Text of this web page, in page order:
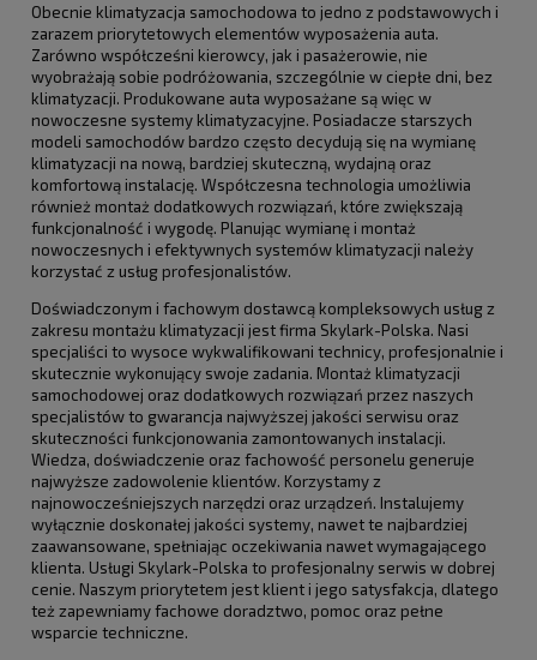
Obecnie klimatyzacja samochodowa to jedno z podstawowych i
zarazem priorytetowych elementów wyposażenia auta.
Zarówno współcześni kierowcy, jak i pasażerowie, nie
wyobrażają sobie podróżowania, szczególnie w ciepłe dni, bez
klimatyzacji. Produkowane auta wyposażane są więc w
nowoczesne systemy klimatyzacyjne. Posiadacze starszych
modeli samochodów bardzo często decydują się na wymianę
klimatyzacji na nową, bardziej skuteczną, wydajną oraz
komfortową instalację. Współczesna technologia umożliwia
również montaż dodatkowych rozwiązań, które zwiększają
funkcjonalność i wygodę. Planując wymianę i montaż
nowoczesnych i efektywnych systemów klimatyzacji należy
korzystać z usług profesjonalistów.
Doświadczonym i fachowym dostawcą kompleksowych usług z
zakresu montażu klimatyzacji jest firma Skylark-Polska. Nasi
specjaliści to wysoce wykwalifikowani technicy, profesjonalnie i
skutecznie wykonujący swoje zadania. Montaż klimatyzacji
samochodowej oraz dodatkowych rozwiązań przez naszych
specjalistów to gwarancja najwyższej jakości serwisu oraz
skuteczności funkcjonowania zamontowanych instalacji.
Wiedza, doświadczenie oraz fachowość personelu generuje
najwyższe zadowolenie klientów. Korzystamy z
najnowocześniejszych narzędzi oraz urządzeń. Instalujemy
wyłącznie doskonałej jakości systemy, nawet te najbardziej
zaawansowane, spełniając oczekiwania nawet wymagającego
klienta. Usługi Skylark-Polska to profesjonalny serwis w dobrej
cenie. Naszym priorytetem jest klient i jego satysfakcja, dlatego
też zapewniamy fachowe doradztwo, pomoc oraz pełne
wsparcie techniczne.